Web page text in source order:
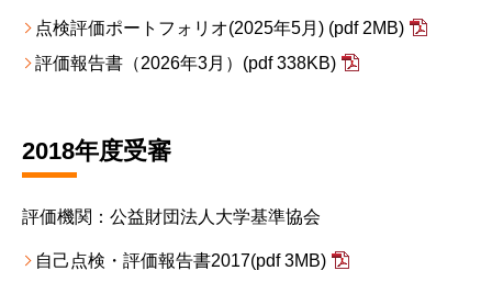
点検評価ポートフォリオ(2025年5月) (pdf 2MB)
評価報告書（2026年3月） (pdf 338KB)
2018年度受審
評価機関：公益財団法人大学基準協会
自己点検・評価報告書2017(pdf 3MB)